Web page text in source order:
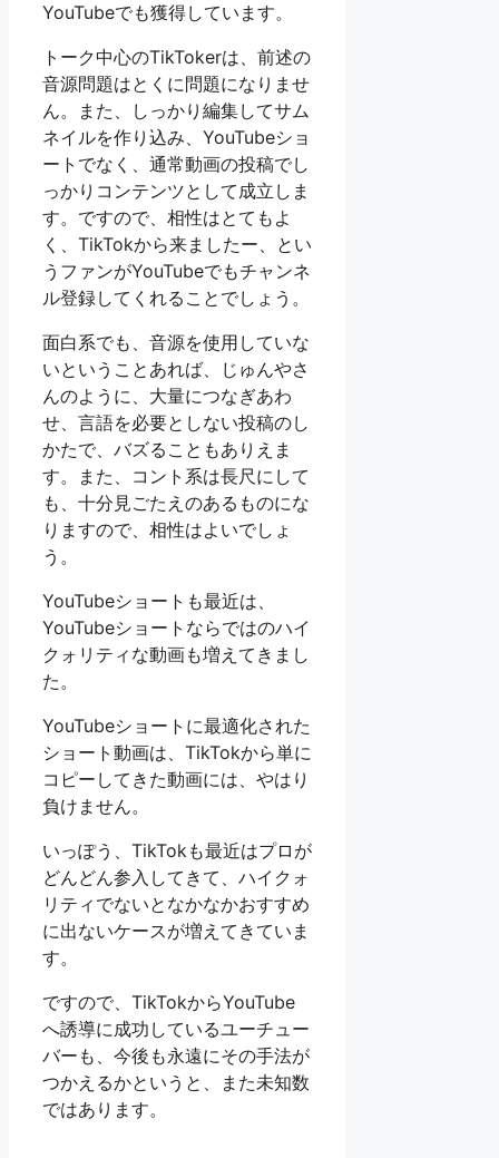
YouTubeでも獲得しています。
トーク中心のTikTokerは、前述の
音源問題はとくに問題になりませ
ん。また、しっかり編集してサム
ネイルを作り込み、YouTubeショ
ートでなく、通常動画の投稿でし
っかりコンテンツとして成立しま
す。ですので、相性はとてもよ
く、TikTokから来ましたー、とい
うファンがYouTubeでもチャンネ
ル登録してくれることでしょう。
面白系でも、音源を使用していな
いということあれば、じゅんやさ
んのように、大量につなぎあわ
せ、言語を必要としない投稿のし
かたで、バズることもありえま
す。また、コント系は長尺にして
も、十分見ごたえのあるものにな
りますので、相性はよいでしょ
う。
YouTubeショートも最近は、
YouTubeショートならではのハイ
クォリティな動画も増えてきまし
た。
YouTubeショートに最適化された
ショート動画は、TikTokから単に
コピーしてきた動画には、やはり
負けません。
いっぽう、TikTokも最近はプロが
どんどん参入してきて、ハイクォ
リティでないとなかなかおすすめ
に出ないケースが増えてきていま
す。
ですので、TikTokからYouTube
へ誘導に成功しているユーチュー
バーも、今後も永遠にその手法が
つかえるかというと、また未知数
ではあります。